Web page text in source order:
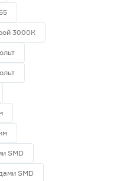
3000К
SMD
SMD